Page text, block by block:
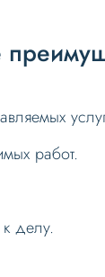
работ.
делу.